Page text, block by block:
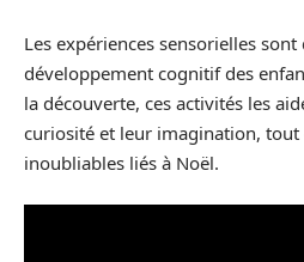
Les expériences sensorielles
développement cognitif des
la découverte, ces activités les
curiosité et leur imagination, tout
inoubliables liés à Noël.